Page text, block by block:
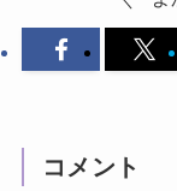
コメント